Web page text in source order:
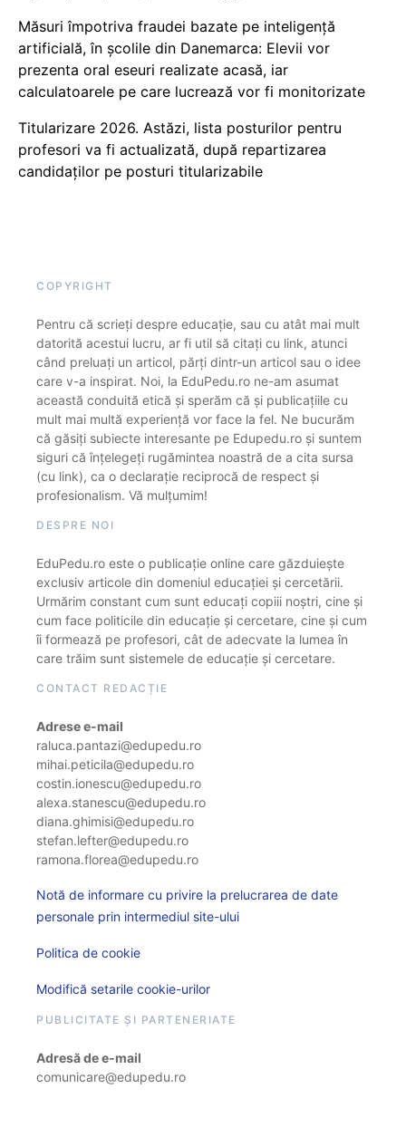
Măsuri împotriva fraudei bazate pe inteligență
artificială, în școlile din Danemarca: Elevii vor
prezenta oral eseuri realizate acasă, iar
calculatoarele pe care lucrează vor fi monitorizate
Titularizare 2026. Astăzi, lista posturilor pentru
profesori va fi actualizată, după repartizarea
candidaților pe posturi titularizabile
COPYRIGHT
Pentru că scrieți despre educație, sau cu atât mai mult
datorită acestui lucru, ar fi util să citați cu link, atunci
când preluați un articol, părți dintr-un articol sau o idee
care v-a inspirat. Noi, la EduPedu.ro ne-am asumat
această conduită etică și sperăm că și publicațiile cu
mult mai multă experiență vor face la fel. Ne bucurăm
că găsiți subiecte interesante pe Edupedu.ro și suntem
siguri că înțelegeți rugămintea noastră de a cita sursa
(cu link), ca o declarație reciprocă de respect și
profesionalism. Vă mulțumim!
DESPRE NOI
EduPedu.ro este o publicație online care găzduiește
exclusiv articole din domeniul educației și cercetării.
Urmărim constant cum sunt educați copiii noștri, cine și
cum face politicile din educație și cercetare, cine și cum
îi formează pe profesori, cât de adecvate la lumea în
care trăim sunt sistemele de educație și cercetare.
CONTACT REDACȚIE
Adrese e-mail
raluca.pantazi@edupedu.ro
mihai.peticila@edupedu.ro
costin.ionescu@edupedu.ro
alexa.stanescu@edupedu.ro
diana.ghimisi@edupedu.ro
stefan.lefter@edupedu.ro
ramona.florea@edupedu.ro
Notă de informare cu privire la prelucrarea de date
personale prin intermediul site-ului
Politica de cookie
Modifică setarile cookie-urilor
PUBLICITATE ȘI PARTENERIATE
Adresă de e-mail
comunicare@edupedu.ro